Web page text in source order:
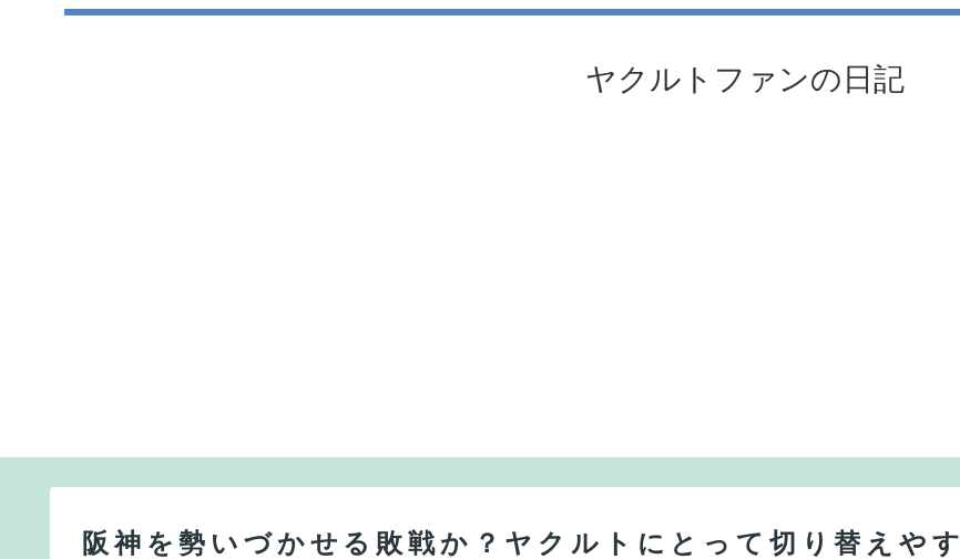
ヤクルトファンの日記
阪神を勢いづかせる敗戦か？ヤクルトにとって切り替えやす